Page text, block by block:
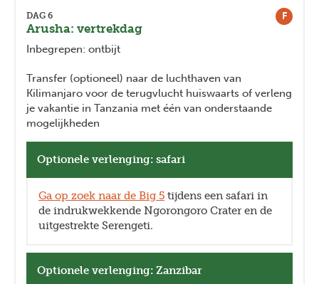
F
DAG 6
Arusha: vertrekdag
Inbegrepen: ontbijt
Transfer (optioneel) naar de luchthaven van
Kilimanjaro voor de terugvlucht huiswaarts of verleng
je vakantie in Tanzania met één van onderstaande
mogelijkheden
Optionele verlenging: safari
Ga op zoek naar de Big 5 tijdens een safari in
de indrukwekkende Ngorongoro Crater en de
uitgestrekte Serengeti.
Optionele verlenging: Zanzibar